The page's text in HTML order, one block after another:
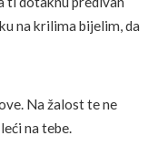
na krilima bijelim, da
Na žalost te ne
na tebe.